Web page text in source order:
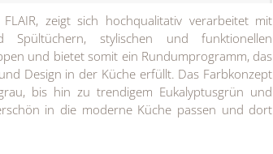
zeigt sich hochqualitativ verarbeitet mit
Spültüchern, stylischen und funktionellen
und bietet somit ein Rundumprogramm, das
Design in der Küche erfüllt. Das Farbkonzept
bis hin zu trendigem Eukalyptusgrün und
in die moderne Küche passen und dort